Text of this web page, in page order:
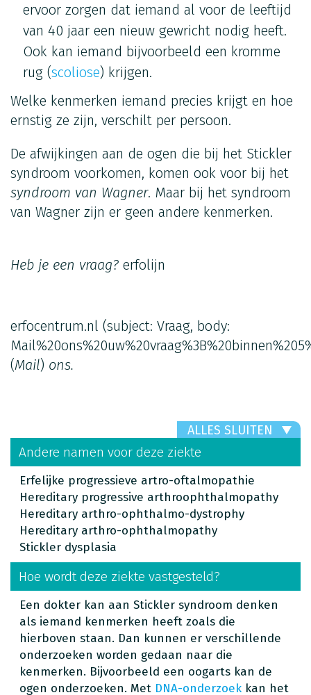
ervoor zorgen dat iemand al voor de leeftijd
van 40 jaar een nieuw gewricht nodig heeft.
Ook kan iemand bijvoorbeeld een kromme
rug (scoliose) krijgen.
Welke kenmerken iemand precies krijgt en hoe
ernstig ze zijn, verschilt per persoon.
De afwijkingen aan de ogen die bij het Stickler
syndroom voorkomen, komen ook voor bij het
syndroom van Wagner. Maar bij het syndroom
van Wagner zijn er geen andere kenmerken.
Heb je een vraag? erfolijn
erfocentrum.nl (subject: Vraag, body:
(Mail) ons.
ALLES SLUITEN
Andere namen voor deze ziekte
Erfelijke progressieve artro-oftalmopathie
Hereditary progressive arthroophthalmopathy
Hereditary arthro-ophthalmo-dystrophy
Hereditary arthro-ophthalmopathy
Stickler dysplasia
Hoe wordt deze ziekte vastgesteld?
Een dokter kan aan Stickler syndroom denken
als iemand kenmerken heeft zoals die
hierboven staan. Dan kunnen er verschillende
onderzoeken worden gedaan naar die
kenmerken. Bijvoorbeeld een oogarts kan de
ogen onderzoeken. Met DNA-onderzoek kan het